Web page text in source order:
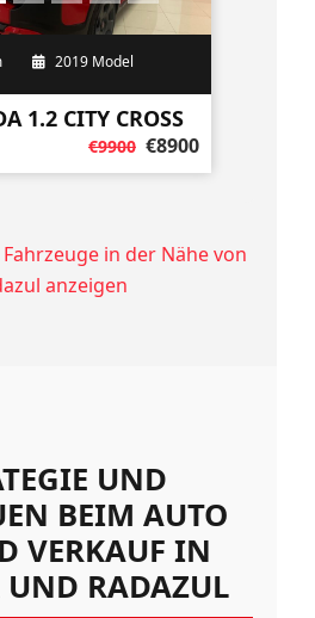
2019 Model
1.2 CITY CROSS
€9900 €8900
in der Nähe von
anzeigen
UND
BEIM AUTO
VERKAUF IN
RADAZUL